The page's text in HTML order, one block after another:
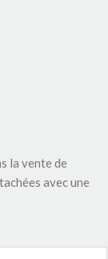
la vente de
avec une